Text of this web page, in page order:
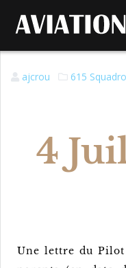
ajcrou 615
4
Une lettre du Pilot